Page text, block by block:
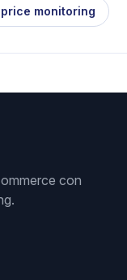
monitoring
con